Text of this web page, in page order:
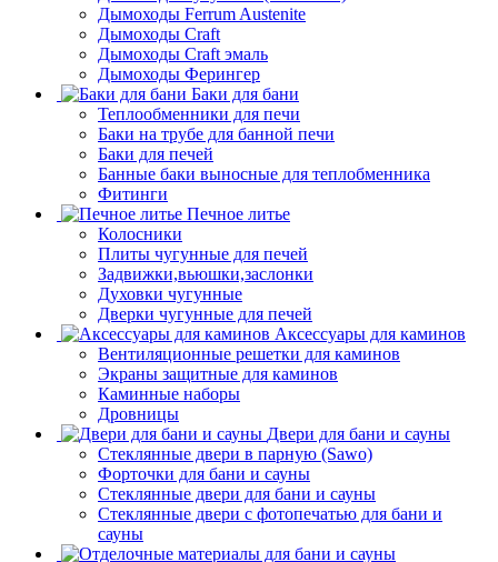
Дымоходы Ferrum Austenite
Дымоходы Craft
Дымоходы Craft эмаль
Дымоходы Ферингер
Баки для бани
Теплообменники для печи
Баки на трубе для банной печи
Баки для печей
Банные баки выносные для теплобменника
Фитинги
Печное литье
Колосники
Плиты чугунные для печей
Задвижки,вьюшки,заслонки
Духовки чугунные
Дверки чугунные для печей
Аксессуары для каминов
Вентиляционные решетки для каминов
Экраны защитные для каминов
Каминные наборы
Дровницы
Двери для бани и сауны
Стеклянные двери в парную (Sawo)
Форточки для бани и сауны
Стеклянные двери для бани и сауны
Стеклянные двери с фотопечатью для бани и
сауны